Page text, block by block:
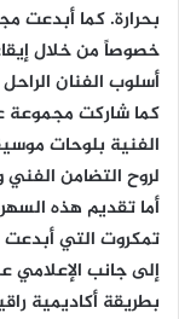
بحرارة. كما أبدعت
خصوصاً من خلال
أسلوب الفنان
كما شاركت مجموعة
الفنية بلوحات
لروح التضامن الفني
أما تقديم هذه
تمكروت التي أبدعت
إلى جانب الإعلامي
بطريقة أكاديمية